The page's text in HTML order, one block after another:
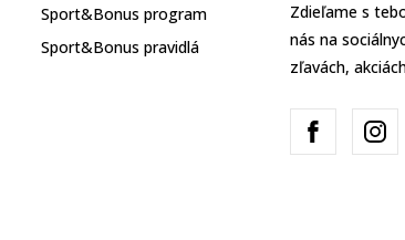
Sport&Bonus program
Sport&Bonus pravidlá
Zdieľame s
nás na
zľavách,